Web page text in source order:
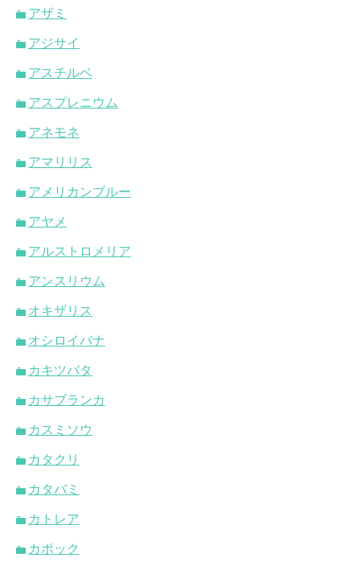
アザミ
アジサイ
アスチルベ
アスプレニウム
アネモネ
アマリリス
アメリカンブルー
アヤメ
アルストロメリア
アンスリウム
オキザリス
オシロイバナ
カキツバタ
カサブランカ
カスミソウ
カタクリ
カタバミ
カトレア
カポック